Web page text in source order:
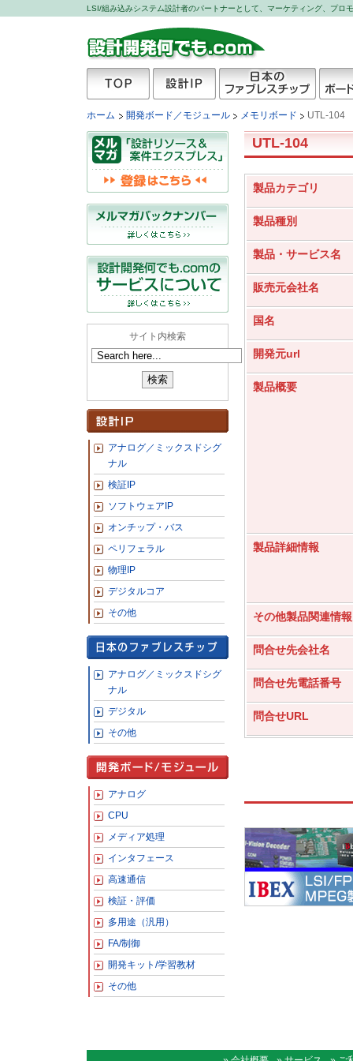
LSI/組み込みシステム設計者のパートナーとして、マーケティング、プロ
設計開発何でも.com
ホーム 開発ボード／モジュール メモリボード UTL-104
UTL-104
製品カテゴリ
製品種別
製品・サービス名
販売元会社名
国名
開発元url
製品概要
製品詳細情報
その他製品関連情報
問合せ先会社名
問合せ先電話番号
問合せURL
サイト内検索
アナログ／ミックスドシグ
ナル
検証IP
ソフトウェアIP
オンチップ・バス
ペリフェラル
物理IP
デジタルコア
その他
アナログ／ミックスドシグ
ナル
デジタル
その他
アナログ
CPU
メディア処理
インタフェース
高速通信
検証・評価
多用途（汎用）
FA/制御
開発キット/学習教材
その他